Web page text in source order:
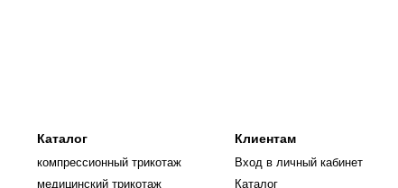
Каталог
компрессионный трикотаж
медицинский трикотаж
Клиентам
Вход в личный кабинет
Каталог